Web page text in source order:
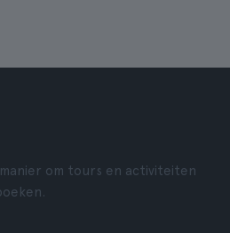
om tours en activiteiten